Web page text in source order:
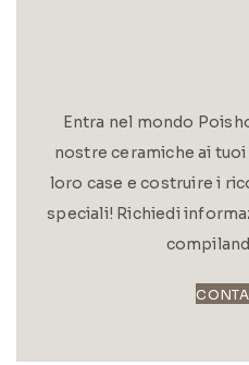
Entra nel mondo
nostre ceramiche ai
loro case e costruire i
speciali! Richiedi